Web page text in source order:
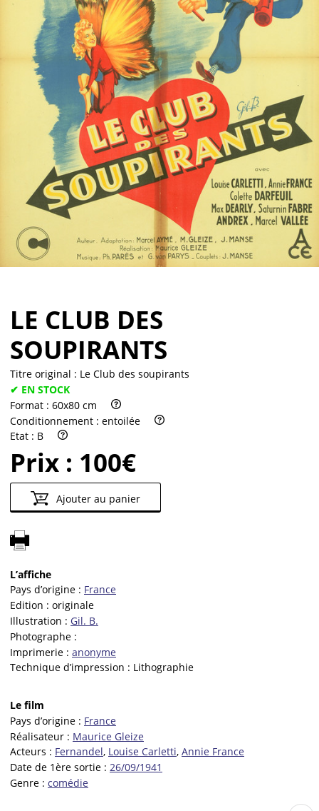
Vendre
LE CLUB DES
SOUPIRANTS
Titre original : Le Club des soupirants
✔ EN STOCK
Format : 60x80 cm
Conditionnement : entoilée
Etat : B
Prix : 100€
Ajouter au panier
L’affiche
Pays d’origine : France
Edition : originale
Illustration : Gil. B.
Photographe :
Imprimerie : anonyme
Technique d’impression : Lithographie
Le film
Pays d’origine : France
Réalisateur : Maurice Gleize
Acteurs : Fernandel, Louise Carletti, Annie France
Date de 1ère sortie : 26/09/1941
Genre : comédie